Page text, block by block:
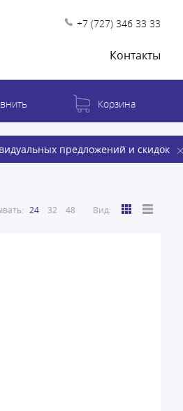
+7 (727) 346 33 33
Контакты
предложений и скидок
Корзина
24 32 48 Вид: